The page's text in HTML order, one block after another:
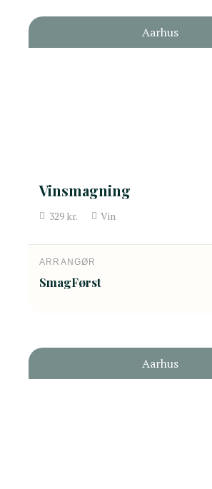
Aarhus
Vinsmagning
329kr. Vin
ARRANGØR
SmagFørst
Aarhus